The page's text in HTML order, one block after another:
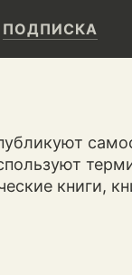
ПОДПИСКА
книги,